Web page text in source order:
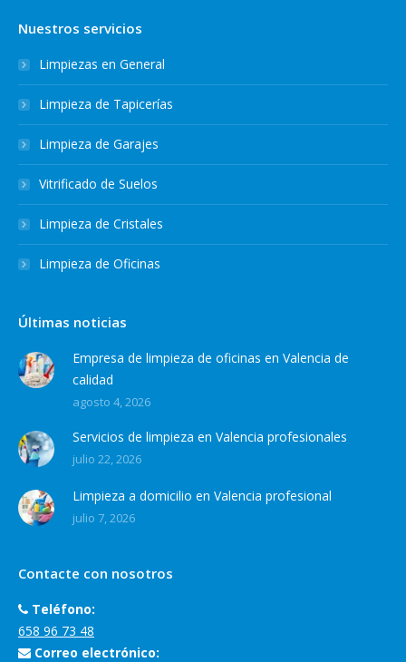
Nuestros servicios
Limpiezas en General
Limpieza de Tapicerías
Limpieza de Garajes
Vitrificado de Suelos
Limpieza de Cristales
Limpieza de Oficinas
Últimas noticias
Empresa de limpieza de oficinas en Valencia de
calidad
agosto 4, 2026
Servicios de limpieza en Valencia profesionales
julio 22, 2026
Limpieza a domicilio en Valencia profesional
julio 7, 2026
Contacte con nosotros
Teléfono:
658 96 73 48
Correo electrónico: